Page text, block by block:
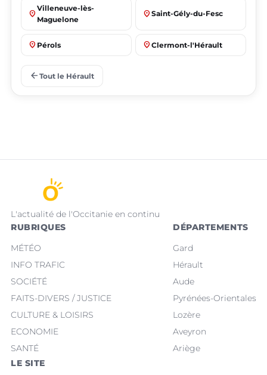
place
Villeneuve-lès-
Maguelone
place Saint-Gély-du-Fesc
place Pérols place Clermont-l'Hérault
place
arrow_back Tout le Hérault
L'actualité de l'Occitanie en continu
RUBRIQUES
MÉTÉO
INFO TRAFIC
SOCIÉTÉ
FAITS-DIVERS / JUSTICE
CULTURE & LOISIRS
ECONOMIE
SANTÉ
DÉPARTEMENTS
Gard
Hérault
Aude
Pyrénées-Orientales
Lozère
Aveyron
Ariège
LE SITE